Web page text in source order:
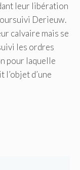
leur libération
Derieuw.
calvaire mais se
les ordres
pour laquelle
l’objet d’une